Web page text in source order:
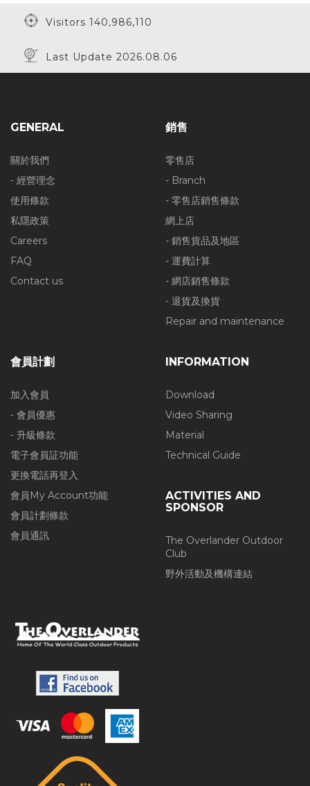
Visitors 140,986,110
Last Update 2026.08.06
GENERAL
關於我們
- 經營理念
使用條款
私隱政策
Careers
FAQ
Contact us
銷售
零售店
- Branch
- 零售店銷售條款
網上店
- 銷售貨品及地區
- 運費計算
- 網店銷售條款
- 退貨及換貨
Repair and maintenance
會員計劃
加入會員
- 會員優惠
- 升級條款
電子會員証功能
更換電話再登入
會員My Account功能
會員計劃條款
會員通訊
INFORMATION
Download
Video Sharing
Material
Technical Guide
ACTIVITIES AND
SPONSOR
The Overlander Outdoor
Club
野外活動及機構連結